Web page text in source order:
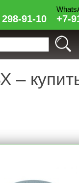
298-91-10 +7-
–